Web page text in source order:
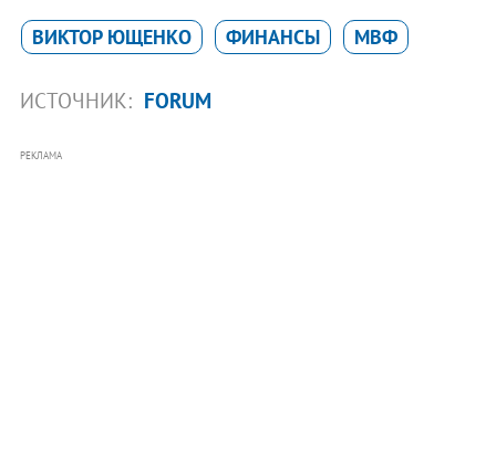
ВИКТОР ЮЩЕНКО ФИНАНСЫ МВФ
ИСТОЧНИК: FORUM
РЕКЛАМА